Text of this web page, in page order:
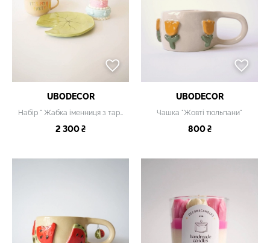
UBODECOR
Набір " Жабка іменниця з тарілочкою і свічкою"
2 300 ₴
UBODECOR
Чашка "Жовті тюльпани"
800 ₴